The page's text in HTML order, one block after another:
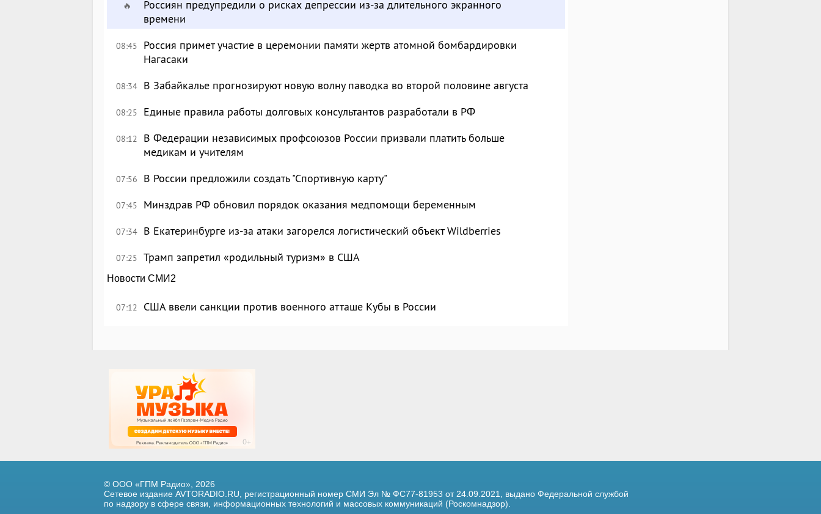
🔥
Россиян предупредили о рисках депрессии из-за длительного экранного
времени
08:45
Россия примет участие в церемонии памяти жертв атомной бомбардировки
Нагасаки
08:34 В Забайкалье прогнозируют новую волну паводка во второй половине августа
08:25 Единые правила работы долговых консультантов разработали в РФ
08:12
В Федерации независимых профсоюзов России призвали платить больше
медикам и учителям
07:56 В России предложили создать "Спортивную карту"
07:45 Минздрав РФ обновил порядок оказания медпомощи беременным
07:34 В Екатеринбурге из-за атаки загорелся логистический объект Wildberries
07:25 Трамп запретил «родильный туризм» в США
Новости СМИ2
07:12 США ввели санкции против военного атташе Кубы в России
© ООО «ГПМ Радио», 2026
Сетевое издание AVTORADIO.RU, регистрационный номер СМИ Эл № ФС77-81953 от 24.09.2021, выдано Федеральной службой
по надзору в сфере связи, информационных технологий и массовых коммуникаций (Роскомнадзор).